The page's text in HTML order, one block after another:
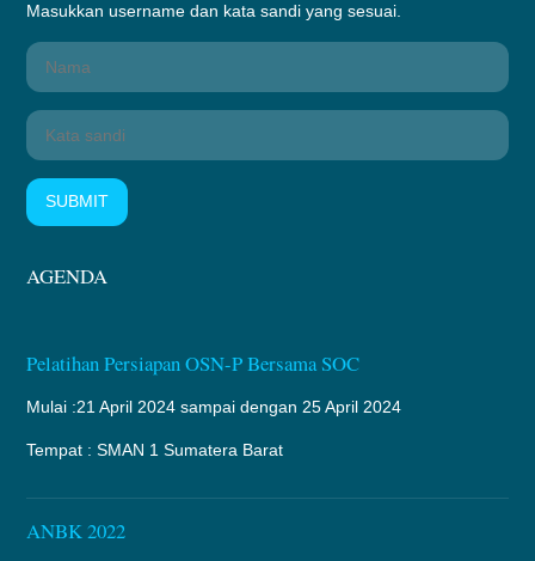
Masukkan username dan kata sandi yang sesuai.
SUBMIT
AGENDA
Pelatihan Persiapan OSN-P Bersama SOC
Mulai :21 April 2024 sampai dengan 25 April 2024
Tempat : SMAN 1 Sumatera Barat
ANBK 2022